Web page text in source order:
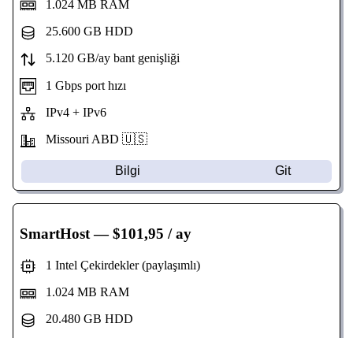
1.024 MB RAM
25.600 GB HDD
5.120 GB/ay bant genişliği
1 Gbps port hızı
IPv4 + IPv6
Missouri ABD 🇺🇸
Bilgi Git
SmartHost— $101,95 / ay
1 Intel Çekirdekler (paylaşımlı)
1.024 MB RAM
20.480 GB HDD